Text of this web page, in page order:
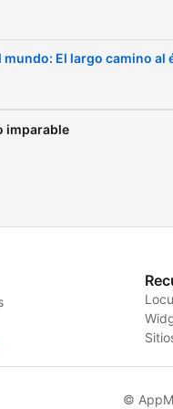
mundo: El largo camino al
imparable
©